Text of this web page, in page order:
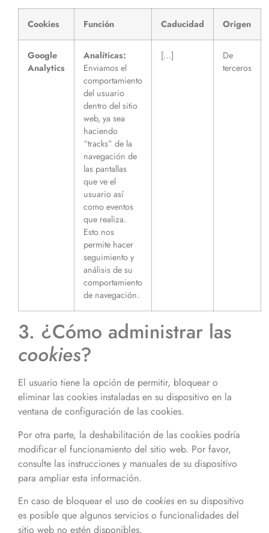
Cookies Función Caducidad Origen
Google
Analytics
Analíticas:
Enviamos el
comportamiento
del usuario
dentro del sitio
web, ya sea
haciendo
“tracks” de la
navegación de
las pantallas
que ve el
usuario así
como eventos
que realiza.
Esto nos
permite hacer
seguimiento y
análisis de su
comportamiento
de navegación.
[…]
De
terceros
3. ¿Cómo administrar las
cookies?
El usuario tiene la opción de permitir, bloquear o
eliminar las cookies instaladas en su dispositivo en la
ventana de configuración de las cookies.
Por otra parte, la deshabilitación de las cookies podría
modificar el funcionamiento del sitio web. Por favor,
consulte las instrucciones y manuales de su dispositivo
para ampliar esta información.
En caso de bloquear el uso de cookies en su dispositivo
es posible que algunos servicios o funcionalidades del
sitio web no estén disponibles.